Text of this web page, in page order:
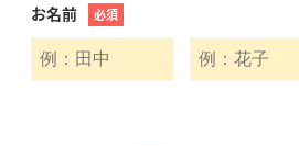
お名前 必須